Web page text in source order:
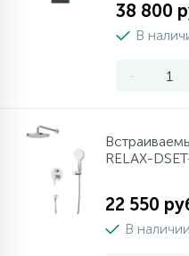
38 800
В
-
RELAX-
22 550
В